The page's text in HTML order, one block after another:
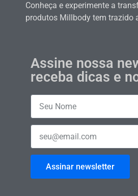
Conheça e experimente a
produtos Millbody tem trazido
Assine nossa
receba dicas e
Assinar newsletter